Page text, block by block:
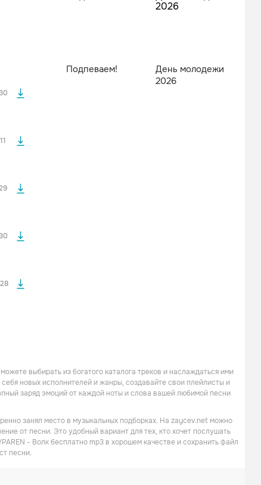
Подпеваем!
День молодежи
2026
выбирать из богатого каталога треков и наслаждаться ими
новых исполнителей и жанры, создавайте свои плейлисты и
заряд эмоций от каждой ноты и слова вашей любимой песни
занял место в музыкальных подборках. На zaycev.net можно
от песни. Это удобный вариант для тех, кто хочет послушать
- Волк бесплатно mp3 в хорошем качестве и сохранить файл
песни.